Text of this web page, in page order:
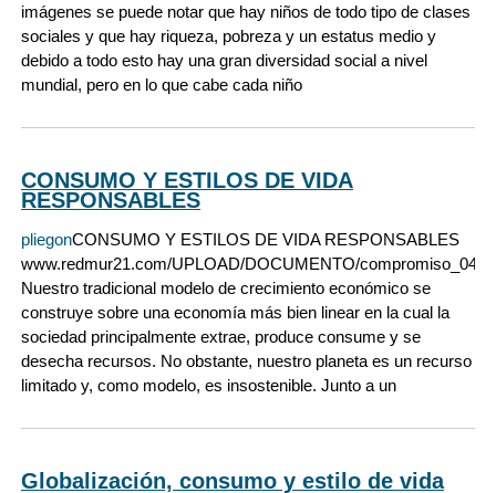
imágenes se puede notar que hay niños de todo tipo de clases
sociales y que hay riqueza, pobreza y un estatus medio y
debido a todo esto hay una gran diversidad social a nivel
mundial, pero en lo que cabe cada niño
CONSUMO Y ESTILOS DE VIDA
RESPONSABLES
pliegonCONSUMO Y ESTILOS DE VIDA RESPONSABLES
www.redmur21.com/UPLOAD/DOCUMENTO/
Nuestro tradicional modelo de crecimiento económico se
construye sobre una economía más bien linear en la cual la
sociedad principalmente extrae, produce consume y se
desecha recursos. No obstante, nuestro planeta es un recurso
limitado y, como modelo, es insostenible. Junto a un
Globalización, consumo y estilo de vida